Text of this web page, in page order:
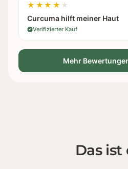
★★★★★
Curcuma hilft meiner Haut
Verifizierter Kauf
Mehr
Das ist